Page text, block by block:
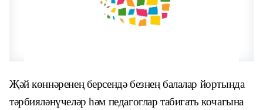
Җәй көннәренең берсендә безнең балалар йор­тында
тәрбияләнүчеләр һәм педагоглар табигать кочагына